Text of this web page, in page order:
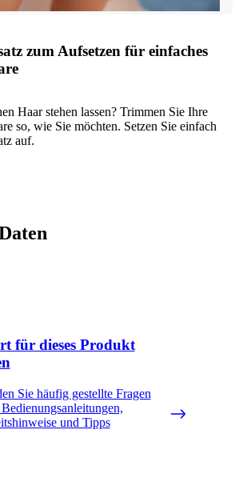
zum Aufsetzen für einfaches
Haar stehen lassen? Trimmen Sie Ihre
so, wie Sie möchten. Setzen Sie einfach
auf.
für dieses Produkt
Sie häufig gestellte Fragen
und Tipps